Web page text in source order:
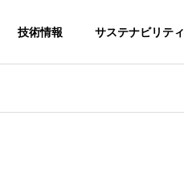
技術情報 サステナビリティ